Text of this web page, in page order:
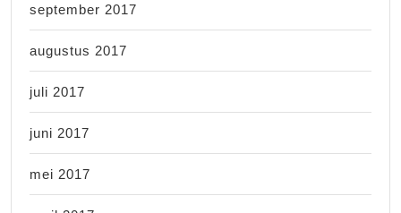
september 2017
augustus 2017
juli 2017
juni 2017
mei 2017